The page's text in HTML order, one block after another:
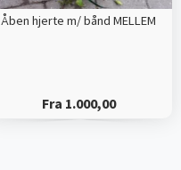
Åben hjerte m/ bånd MELLEM
Fra 1.000,00